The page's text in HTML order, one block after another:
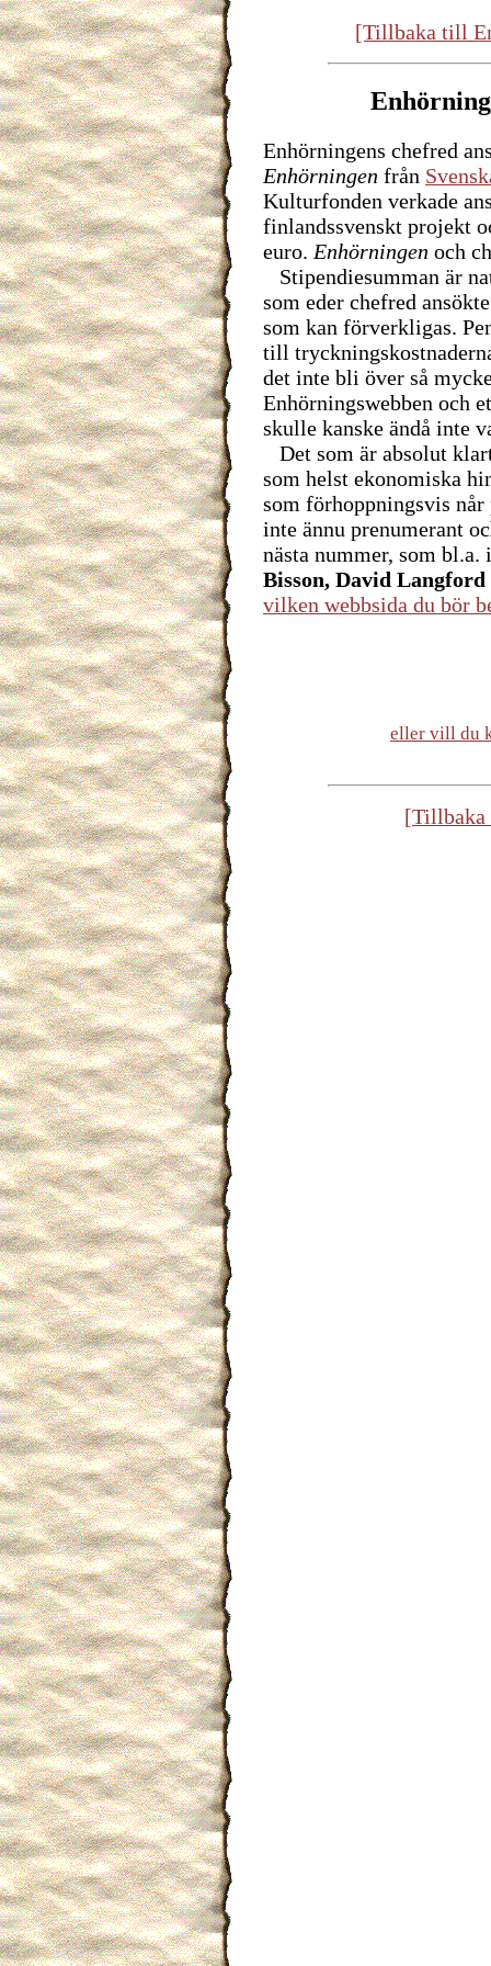
[Tillbaka till
Enhörningens chefred
Enhörningen från
Kulturfonden verkade
finlandssvenskt projekt
euro. Enhörningen och
Stipendiesumman är
som eder chefred
som kan förverkligas.
till
det inte bli över så
Enhörningswebben och
skulle kanske ändå inte
Det som är absolut
som helst ekonomiska
som förhoppningsvis
inte ännu prenumerant
nästa nummer, som
Bisson, David Langford
vilken webbsida du bör
eller vill du
[Tillbaka